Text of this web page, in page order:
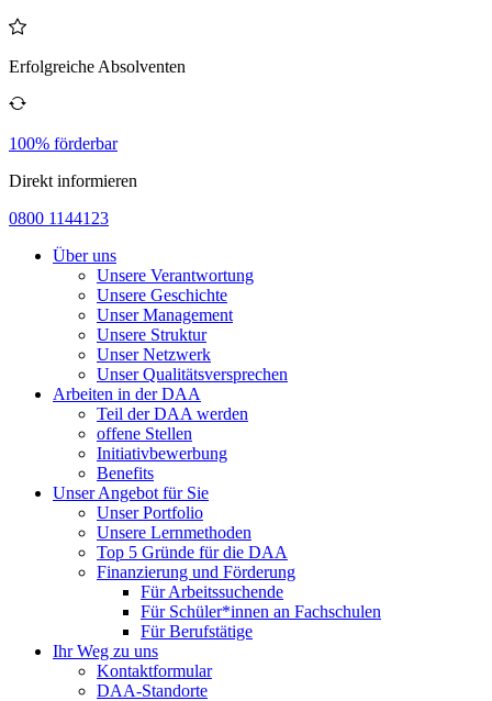
Erfolgreiche Absolventen
100% förderbar
Direkt informieren
0800 1144123
Über uns
Unsere Verantwortung
Unsere Geschichte
Unser Management
Unsere Struktur
Unser Netzwerk
Unser Qualitätsversprechen
Arbeiten in der DAA
Teil der DAA werden
offene Stellen
Initiativbewerbung
Benefits
Unser Angebot für Sie
Unser Portfolio
Unsere Lernmethoden
Top 5 Gründe für die DAA
Finanzierung und Förderung
Für Arbeitssuchende
Für Schüler*innen an Fachschulen
Für Berufstätige
Ihr Weg zu uns
Kontaktformular
DAA-Standorte